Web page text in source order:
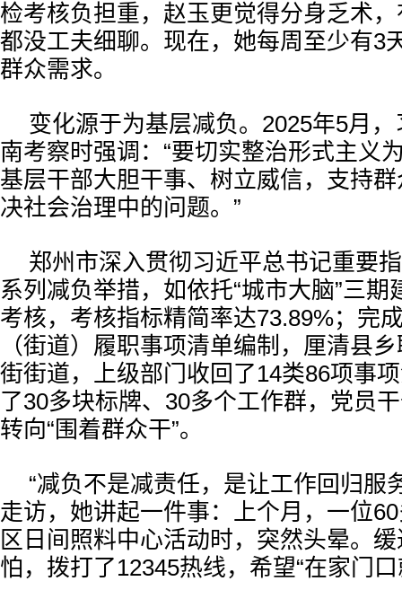
检考核负担重，赵玉更觉得分身乏术
都没工夫细聊。现在，她每周至少有3
群众需求。
变化源于为基层减负。2025年5月
南考察时强调：“要切实整治形式主义
基层干部大胆干事、树立威信，支持
决社会治理中的问题。”
郑州市深入贯彻习近平总书记重要
系列减负举措，如依托“城市大脑”三期
考核，考核指标精简率达73.89%；完
（街道）履职事项清单编制，厘清县
街街道，上级部门收回了14类86项事
了30多块标牌、30多个工作群，党员
转向“围着群众干”。
“减负不是减责任，是让工作回归服
走访，她讲起一件事：上个月，一位
区日间照料中心活动时，突然头晕。
怕，拨打了12345热线，希望“在家门